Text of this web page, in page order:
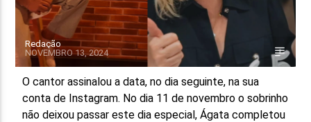
Redação
NOVEMBRO 13, 2024
O cantor assinalou a data, no dia seguinte, na sua
conta de Instagram. No dia 11 de novembro o sobrinho
não deixou passar este dia especial, Ágata completou